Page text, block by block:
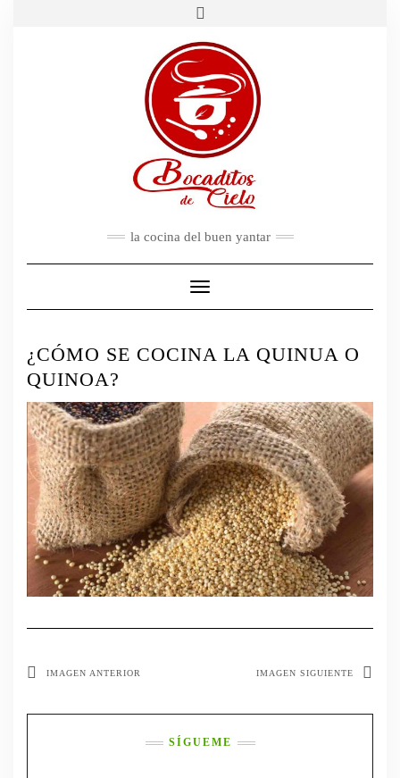
FACEBOOK
TWITTER
INSTAGRAM
PINTEREST
CONTACTO
la cocina del buen yantar
Cambiar modo de navegación
¿CÓMO SE COCINA LA QUINUA O
QUINOA?
IMAGEN ANTERIOR IMAGEN SIGUIENTE
SÍGUEME